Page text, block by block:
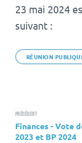
23 mai 2024
suivant :
RÉUNION
Précédent
Finances - Vote
2023 et BP 2024